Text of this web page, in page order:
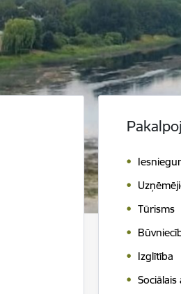
Tūrisms
Izglītība